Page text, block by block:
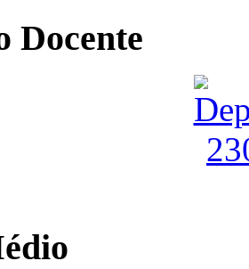
Docente